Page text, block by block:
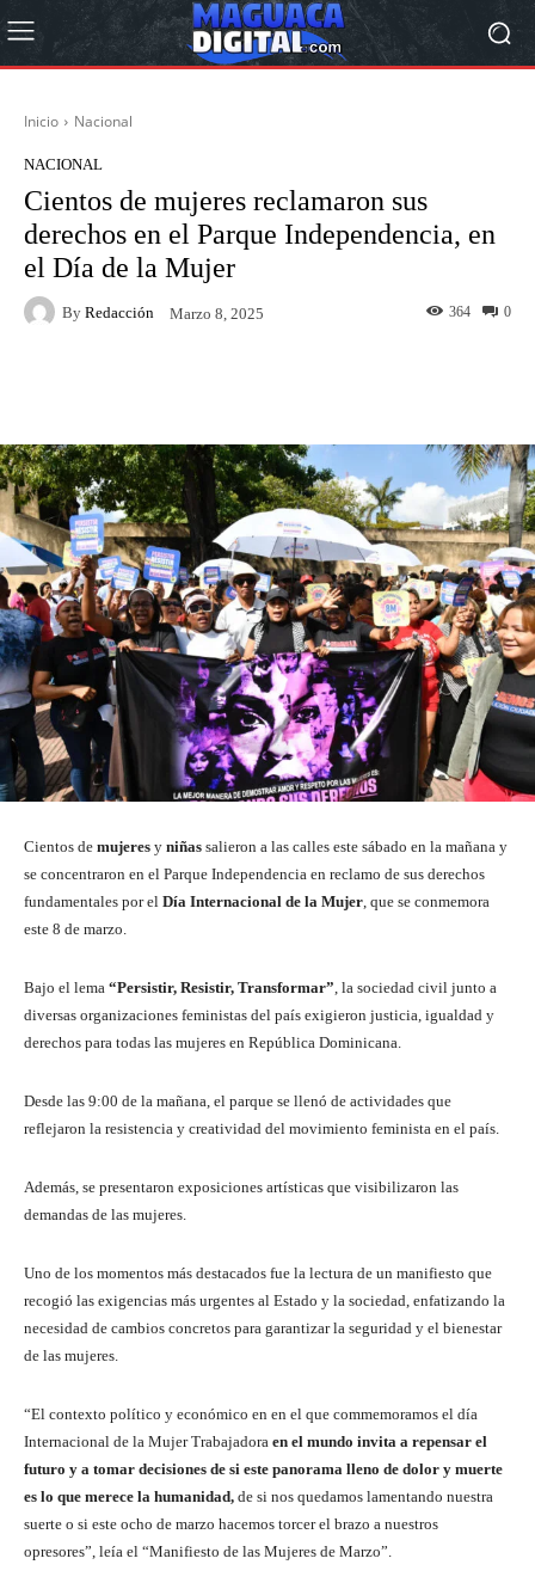
Inicio Nacional
NACIONAL
Cientos de mujeres reclamaron sus
derechos en el Parque Independencia, en
el Día de la Mujer
By Redacción Marzo 8, 2025 0
364
Cientos de mujeres y niñas salieron a las calles este sábado en la mañana y
se concentraron en el Parque Independencia en reclamo de sus derechos
fundamentales por el Día Internacional de la Mujer , que se conmemora
este 8 de marzo.
Bajo el lema “Persistir, Resistir, Transformar” , la sociedad civil junto a
diversas organizaciones feministas del país exigieron justicia, igualdad y
derechos para todas las mujeres en República Dominicana.
Desde las 9:00 de la mañana, el parque se llenó de actividades que
reflejaron la resistencia y creatividad del movimiento feminista en el país.
Además, se presentaron exposiciones artísticas que visibilizaron las
demandas de las mujeres.
Uno de los momentos más destacados fue la lectura de un manifiesto que
recogió las exigencias más urgentes al Estado y la sociedad, enfatizando la
necesidad de cambios concretos para garantizar la seguridad y el bienestar
de las mujeres.
“El contexto político y económico en en el que commemoramos el día
Internacional de la Mujer Trabajadora en el mundo invita a repensar el
futuro y a tomar decisiones de si este panorama lleno de dolor y muerte
es lo que merece la humanidad, de si nos quedamos lamentando nuestra
suerte o si este ocho de marzo hacemos torcer el brazo a nuestros
opresores”, leía el “Manifiesto de las Mujeres de Marzo”.